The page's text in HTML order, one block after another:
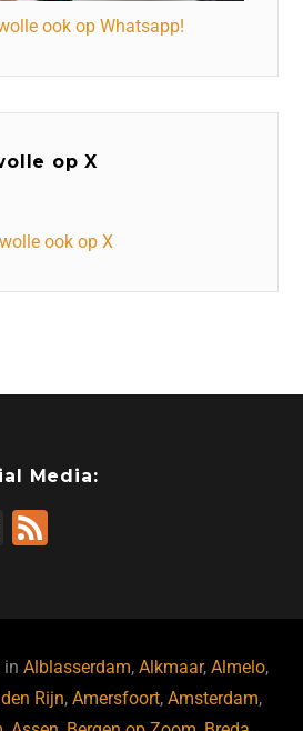
ook op Whatsapp!
op X
ook op X
Media:
X
inAlblasserdam,Alkmaar,Almelo,
Rijn,Amersfoort,Amsterdam,